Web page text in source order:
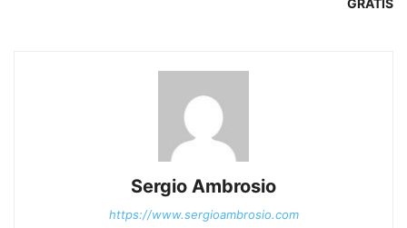
GRATIS
Sergio Ambrosio
https://www.sergioambrosio.com